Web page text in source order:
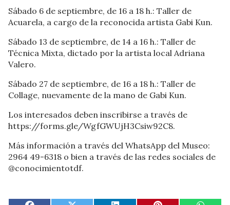
Sábado 6 de septiembre, de 16 a 18 h.: Taller de
Acuarela, a cargo de la reconocida artista Gabi Kun.
Sábado 13 de septiembre, de 14 a 16 h.: Taller de
Técnica Mixta, dictado por la artista local Adriana
Valero.
Sábado 27 de septiembre, de 16 a 18 h.: Taller de
Collage, nuevamente de la mano de Gabi Kun.
Los interesados deben inscribirse a través de
https://forms.gle/WgfGWUjH3Csiw92C8.
Más información a través del WhatsApp del Museo:
2964 49-6318 o bien a través de las redes sociales de
@conocimientotdf.